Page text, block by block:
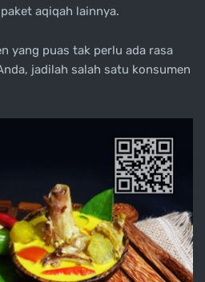
aqiqah lainnya.
yang puas tak perlu ada rasa
jadilah salah satu konsumen